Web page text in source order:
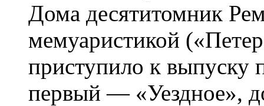
Дома десятитомник
мемуаристикой
приступило к выпуску
первый — «Уездное»,